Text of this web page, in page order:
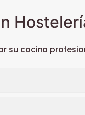
su cocina